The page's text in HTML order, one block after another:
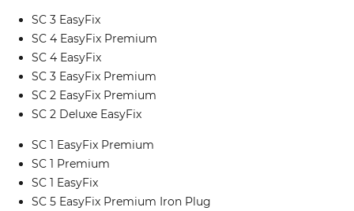
SC 3 EasyFix
SC 4 EasyFix Premium
SC 4 EasyFix
SC 3 EasyFix Premium
SC 2 EasyFix Premium
SC 2 Deluxe EasyFix
SC 1 EasyFix Premium
SC 1 Premium
SC 1 EasyFix
SC 5 EasyFix Premium Iron Plug